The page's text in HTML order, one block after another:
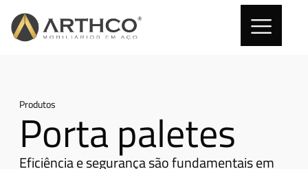
Produtos
Porta paletes
Eficiência e segurança são fundamentais em